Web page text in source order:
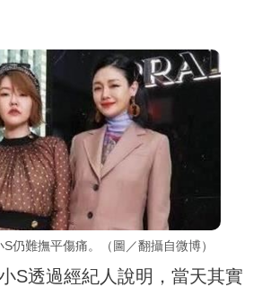
仍難撫平傷痛。（圖／翻攝自微博）
S透過經紀人說明，當天其實